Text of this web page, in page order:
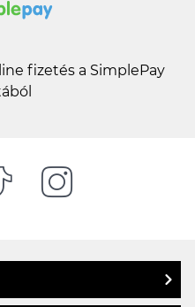
fizetés a SimplePay